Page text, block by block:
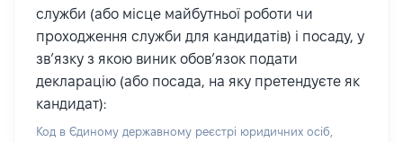
служби (або місце майбутньої роботи чи
проходження служби для кандидатів) і посаду, у
зв’язку з якою виник обов’язок подати
декларацію (або посада, на яку претендуєте як
кандидат):
Код в Єдиному державному реєстрі юридичних осіб,